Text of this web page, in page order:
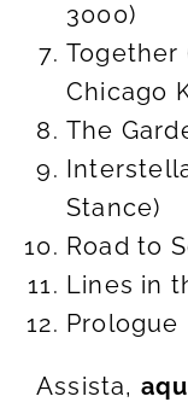
3000)
Together
Chicago
The
Stance)
Road to
Lines in
Prologue
Assista,